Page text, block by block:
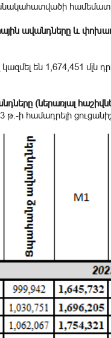
ավանդները և
կազմել են 1,674,451 մլն
(ներառյալ
թ.-ի համադրելի